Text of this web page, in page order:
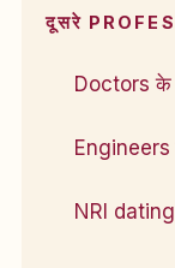
दूसरे
Doctors के
NRI